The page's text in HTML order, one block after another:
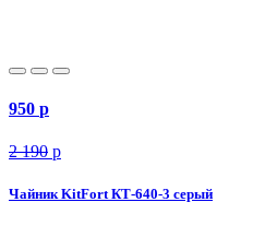
950 p
2 190 p
Чайник KitFort КТ-640-3 серый